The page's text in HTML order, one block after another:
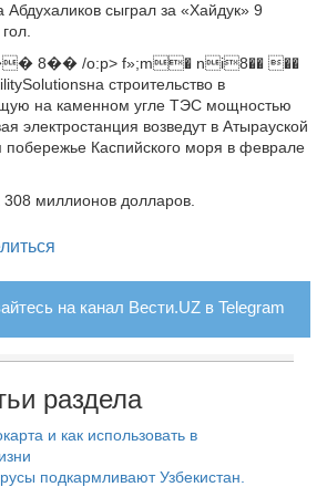
сыграл за «Хайдук» 9
/o:p> f»;m� ni8�� ��
Solutionsна строительство в
на каменном угле ТЭС мощностью
электростанция возведут в Атырауской
побережье Каспийского моря в феврале
308 миллионов долларов.
на канал Вести.UZ в Telegram
раздела
и как использовать в
подкармливают Узбекистан.